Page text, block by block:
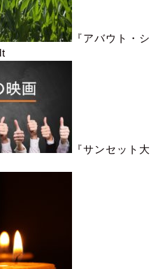
『アバウト・シ
『サンセット大